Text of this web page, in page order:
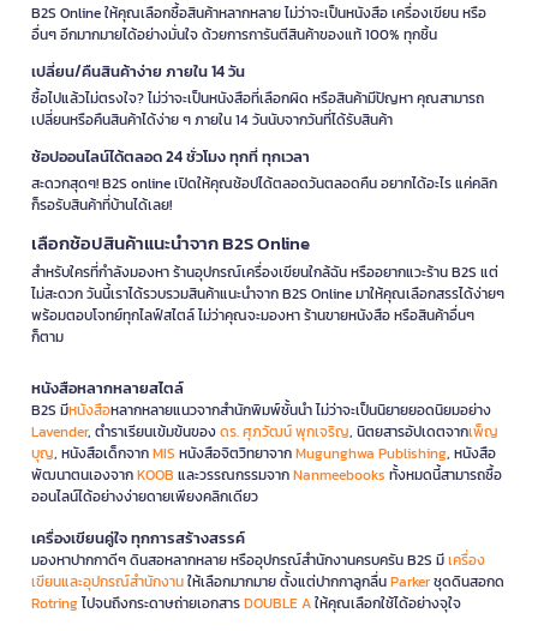
B2S Online ให้คุณเลือกซื้อสินค้าหลากหลาย ไม่ว่าจะเป็นหนังสือ เครื่องเขียน หรือ
อื่นๆ อีกมากมายได้อย่างมั่นใจ ด้วยการการันตีสินค้าของแท้ 100% ทุกชิ้น
เปลี่ยน/คืนสินค้าง่าย ภายใน 14 วัน
ซื้อไปแล้วไม่ตรงใจ? ไม่ว่าจะเป็นหนังสือที่เลือกผิด หรือสินค้ามีปัญหา คุณสามารถ
เปลี่ยนหรือคืนสินค้าได้ง่าย ๆ ภายใน 14 วันนับจากวันที่ได้รับสินค้า
ช้อปออนไลน์ได้ตลอด 24 ชั่วโมง ทุกที่ ทุกเวลา
สะดวกสุดๆ! B2S online เปิดให้คุณช้อปได้ตลอดวันตลอดคืน อยากได้อะไร แค่คลิก
ก็รอรับสินค้าที่บ้านได้เลย!
เลือกช้อปสินค้าแนะนำจาก B2S Online
สำหรับใครที่กำลังมองหา ร้านอุปกรณ์เครื่องเขียนใกล้ฉัน หรืออยากแวะร้าน B2S แต่
ไม่สะดวก วันนี้เราได้รวบรวมสินค้าแนะนำจาก B2S Online มาให้คุณเลือกสรรได้ง่ายๆ
พร้อมตอบโจทย์ทุกไลฟ์สไตล์ ไม่ว่าคุณจะมองหา ร้านขายหนังสือ หรือสินค้าอื่นๆ
ก็ตาม
หนังสือหลากหลายสไตล์
B2S มีหนังสือหลากหลายแนวจากสำนักพิมพ์ชั้นนำ ไม่ว่าจะเป็นนิยายยอดนิยมอย่าง
Lavender, ตำราเรียนเข้มข้นของดร. ศุภวัฒน์ พุกเจริญ, นิตยสารอัปเดตจากเพ็ญ
บุญ, หนังสือเด็กจากMIS หนังสือจิตวิทยาจากMugunghwa Publishing, หนังสือ
พัฒนาตนเองจากKOOB และวรรณกรรมจากNanmeebooks ทั้งหมดนี้สามารถซื้อ
ออนไลน์ได้อย่างง่ายดายเพียงคลิกเดียว
เครื่องเขียนคู่ใจ ทุกการสร้างสรรค์
มองหาปากกาดีๆ ดินสอหลากหลาย หรืออุปกรณ์สำนักงานครบครัน B2S มีเครื่อง
เขียนและอุปกรณ์สำนักงานให้เลือกมากมาย ตั้งแต่ปากกาลูกลื่นParkerชุดดินสอกด
Rotringไปจนถึงกระดาษถ่ายเอกสารDOUBLE Aให้คุณเลือกใช้ได้อย่างจุใจ